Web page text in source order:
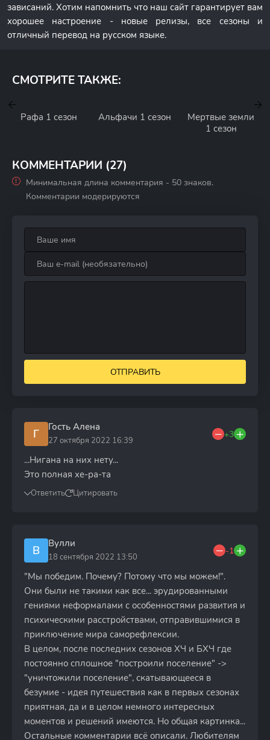
зависаний. Хотим напомнить что наш сайт гарантирует вам
хорошее настроение - новые релизы, все сезоны и
отличный перевод на русском языке.
СМОТРИТЕ ТАКЖЕ:
Рафа 1 сезон Альфачи 1 сезон
Мертвые земли
1 сезон
КОММЕНТАРИИ (27)
Минимальная длина комментария - 50 знаков.
Комментарии модерируются
ОТПРАВИТЬ
Г Гость Алена
27 октября 2022 16:39
+3
...Нигана на них нету...
Это полная хе-ра-та
Ответить Цитировать
В Вулли
18 сентября 2022 13:50
-1
"Мы победим. Почему? Потому что мы можем!".
Они были не такими как все... эрудированными
гениями неформалами с особенностями развития и
психическими расстройствами, отправившимися в
приключение мира саморефлексии.
В целом, после последних сезонов ХЧ и БХЧ где
постоянно сплошное "построили поселение" ->
"уничтожили поселение", скатывающееся в
безумие - идея путешествия как в первых сезонах
приятная, да и в целом немного интересных
моментов и решений имеются. Но общая картинка...
Остальные комментарии всё описали. Любителям